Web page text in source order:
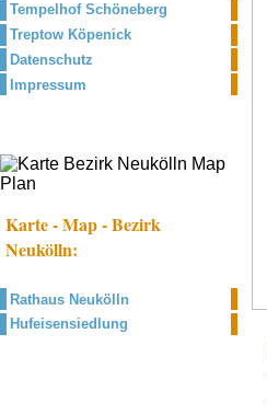
Tempelhof Schöneberg
Treptow Köpenick
Datenschutz
Impressum
Karte - Map - Bezirk
Neukölln:
Rathaus Neukölln
Hufeisensiedlung